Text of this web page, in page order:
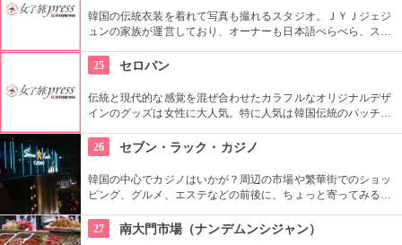
韓国の伝統衣装を着れて写真も撮れるスタジオ。ＪＹＪジェジ
ュンの家族が運営しており、オーナーも日本語ぺらぺら、スタ
男性や小さな子供用の衣装も沢山あり、カップル写真に家族写
真、友達同士の記念にもってこい。
25 セロバン
伝統と現代的な感覚を混ぜ合わせたカラフルなオリジナルデザ
インのグッズは女性に大人気。特に人気は韓国伝統のパッチワ
できて、日本への発送もしてくれます。姉妹オーナーは日本へ
の留学経験があるので、日本語もばっちり。
26 セブン・ラック・カジノ
韓国の中心でカジノはいかが？周辺の市場や繁華街でのショッ
ピング、グルメ、エステなどの前後に、ちょっと寄ってみる？
る。外国人専用 CASINO 無料シャトルバスもあり、便利。
27 南大門市場（ナンデムンシジャン）